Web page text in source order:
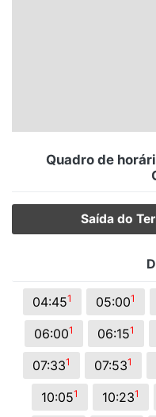
Quadro de
Saída do
04:451 05:001
06:001 06:151
07:331 07:531
10:051 10:231